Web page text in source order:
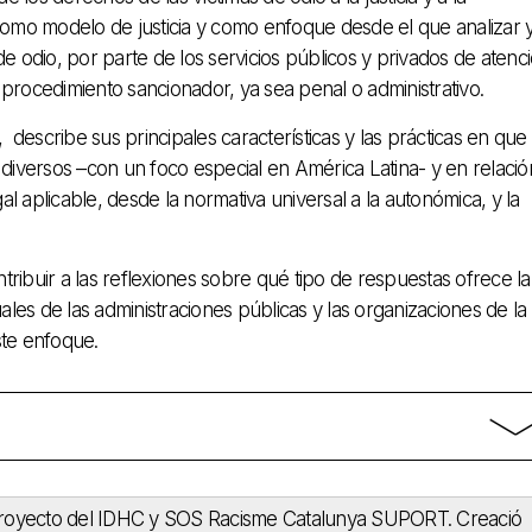
modelo de justicia y como enfoque desde el que analizar
odio, por parte de los servicios públicos y privados de
sancionador, ya sea penal o administrativo.
sus principales características y las prácticas en que
–con un foco especial en América Latina- y en
aplicable, desde la normativa universal a la autonómica, y la
a las reflexiones sobre qué tipo de respuestas ofrece la
de las administraciones públicas y las organizaciones de la
enfoque.
del IDHC y SOS Racisme Catalunya SUPORT. Creació